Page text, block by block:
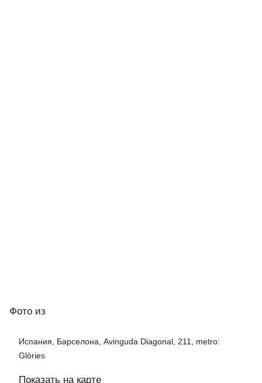
Фото из
Испания, Барселона, Avinguda Diagonal, 211, metro:
Glòries
Показать на карте